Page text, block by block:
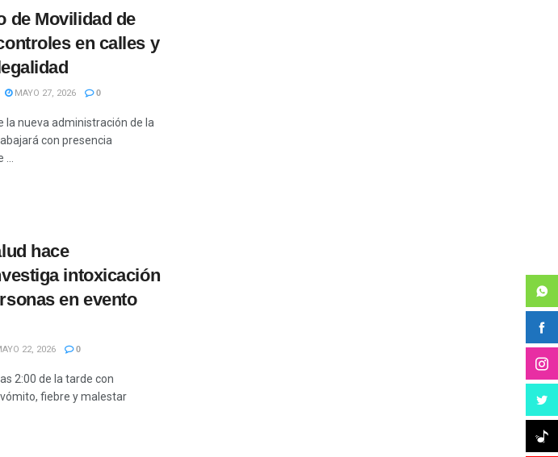
de Movilidad de
en calles y
MAYO 27, 2026 0
la nueva administración de la
con presencia
...
hace
intoxicación
en evento
22, 2026 0
2:00 de la tarde con
fiebre y malestar